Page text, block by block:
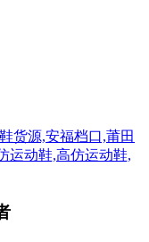
货源,安福档口,莆田
运动鞋,高仿运动鞋,